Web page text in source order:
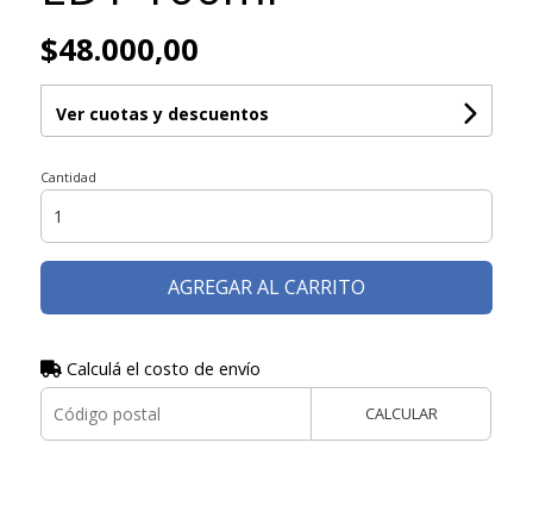
$48.000,00
Ver cuotas y descuentos
Cantidad
AGREGAR AL CARRITO
Calculá el costo de envío
CALCULAR